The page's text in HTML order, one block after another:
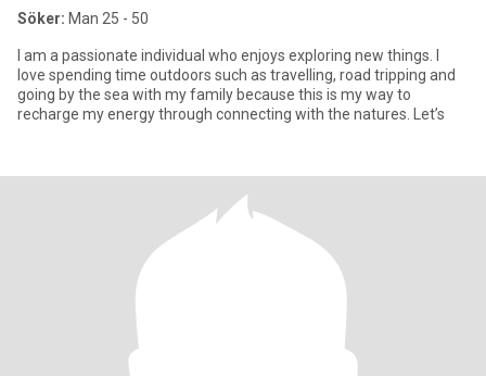
Söker: Man 25 - 50
I am a passionate individual who enjoys exploring new things. I
love spending time outdoors such as travelling, road tripping and
going by the sea with my family because this is my way to
recharge my energy through connecting with the natures. Let’s